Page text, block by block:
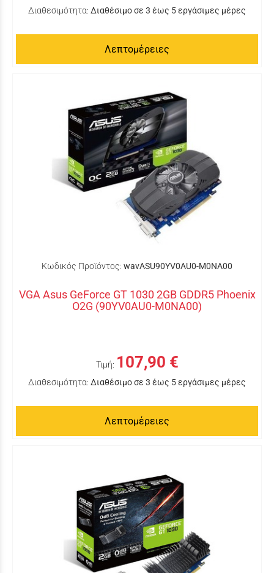
Διαθεσιμότητα: Διαθέσιμο σε 3 έως 5 εργάσιμες μέρες
Λεπτομέρειες
Κωδικός Προϊόντος: wavASU90YV0AU0-M0NA00
VGA Asus GeForce GT 1030 2GB GDDR5 Phoenix
O2G (90YV0AU0-M0NA00)
Τιμή: 107,90 €
Διαθεσιμότητα: Διαθέσιμο σε 3 έως 5 εργάσιμες μέρες
Λεπτομέρειες